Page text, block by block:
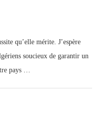
qu’elle mérite. J’espère
soucieux de garantir un
pays …